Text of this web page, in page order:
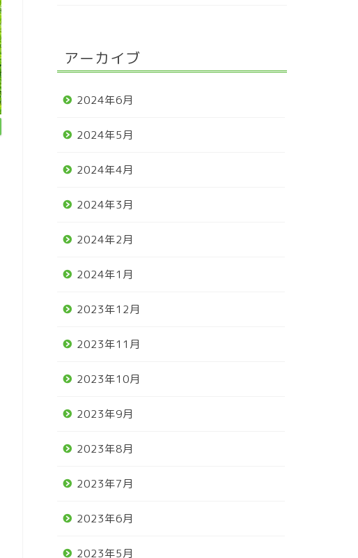
アーカイブ
2024年6月
2024年5月
2024年4月
2024年3月
2024年2月
2024年1月
2023年12月
2023年11月
2023年10月
2023年9月
2023年8月
2023年7月
2023年6月
2023年5月